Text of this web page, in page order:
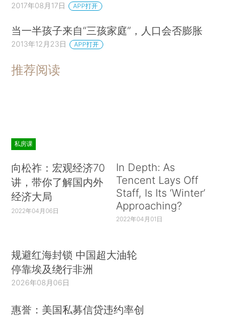
2017年08月17日 APP打开
当一半孩子来自“三孩家庭”，人口会否膨胀
2013年12月23日 APP打开
推荐阅读
私房课
向松祚：宏观经济70
讲，带你了解国内外
经济大局
2022年04月06日
In Depth: As
Tencent Lays Off
Staff, Is Its ‘Winter’
Approaching?
2022年04月01日
规避红海封锁 中国超大油轮
停靠埃及绕行非洲
2026年08月06日
惠誉：美国私募信贷违约率创